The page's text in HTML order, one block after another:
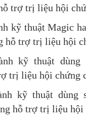
trợ trị liệu hội
kỹ thuật Magic
hỗ trợ trị liệu hội
kỹ thuật
trị liệu hội chứng
kỹ thuật dùng
hỗ trợ trị liệu hội